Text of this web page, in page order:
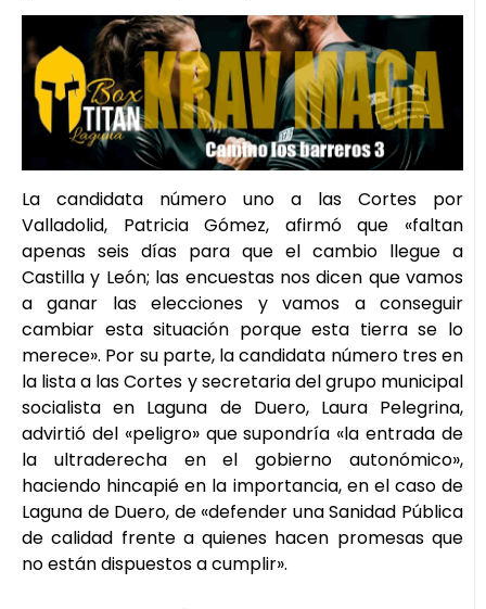
La candidata número uno a las Cortes por
Valladolid, Patricia Gómez, afirmó que «faltan
apenas seis días para que el cambio llegue a
Castilla y León; las encuestas nos dicen que vamos
a ganar las elecciones y vamos a conseguir
cambiar esta situación porque esta tierra se lo
merece». Por su parte, la candidata número tres en
la lista a las Cortes y secretaria del grupo municipal
socialista en Laguna de Duero, Laura Pelegrina,
advirtió del «peligro» que supondría «la entrada de
la ultraderecha en el gobierno autonómico»,
haciendo hincapié en la importancia, en el caso de
Laguna de Duero, de «defender una Sanidad Pública
de calidad frente a quienes hacen promesas que
no están dispuestos a cumplir».